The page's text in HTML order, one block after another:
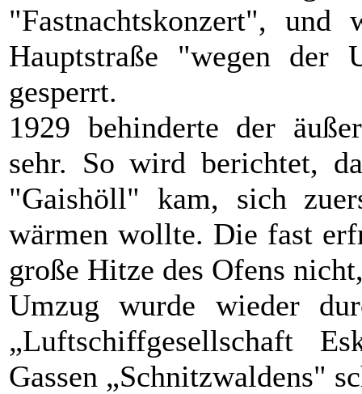
"Fastnachtskonzert",
Hauptstraße "wegen der
gesperrt.
1929 behinderte der
sehr. So wird berichtet,
"Gaishöll" kam, sich
wärmen wollte. Die fast
große Hitze des Ofens
Umzug wurde wieder
„Luftschiffgesellschaft
Gassen „Schnitzwaldens"